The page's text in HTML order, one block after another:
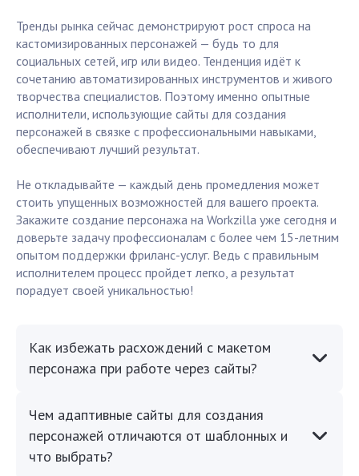
Тренды рынка сейчас демонстрируют рост спроса на
кастомизированных персонажей — будь то для
социальных сетей, игр или видео. Тенденция идёт к
сочетанию автоматизированных инструментов и живого
творчества специалистов. Поэтому именно опытные
исполнители, использующие сайты для создания
персонажей в связке с профессиональными навыками,
обеспечивают лучший результат.
Не откладывайте — каждый день промедления может
стоить упущенных возможностей для вашего проекта.
Закажите создание персонажа на Workzilla уже сегодня и
доверьте задачу профессионалам с более чем 15-летним
опытом поддержки фриланс-услуг. Ведь с правильным
исполнителем процесс пройдет легко, а результат
порадует своей уникальностью!
Как избежать расхождений с макетом
персонажа при работе через сайты?
Чем адаптивные сайты для создания
персонажей отличаются от шаблонных и
что выбрать?